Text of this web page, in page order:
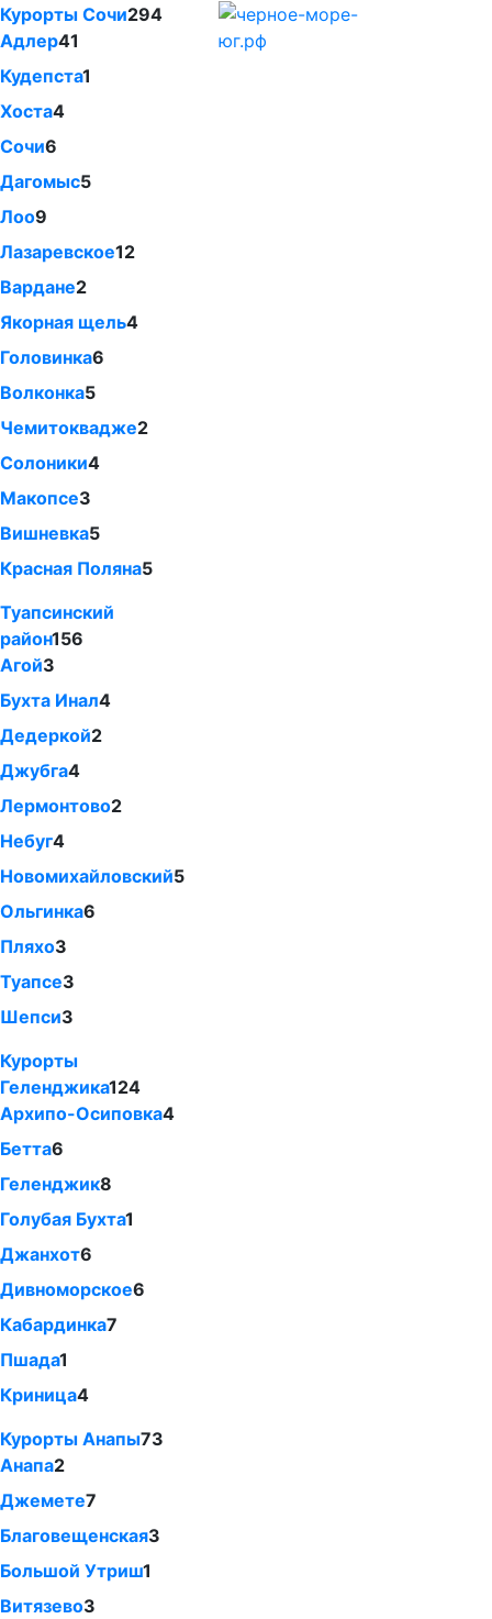
Курорты Сочи294
Адлер41
Кудепста1
Хоста4
Сочи6
Дагомыс5
Лоо9
Лазаревское12
Вардане2
Якорная щель4
Головинка6
Волконка5
Чемитоквадже2
Солоники4
Макопсе3
Вишневка5
Красная Поляна5
Туапсинский
район156
Агой3
Бухта Инал4
Дедеркой2
Джубга4
Лермонтово2
Небуг4
Новомихайловский5
Ольгинка6
Пляхо3
Туапсе3
Шепси3
Курорты
Геленджика124
Архипо-Осиповка4
Бетта6
Геленджик8
Голубая Бухта1
Джанхот6
Дивноморское6
Кабардинка7
Пшада1
Криница4
Курорты Анапы73
Анапа2
Джемете7
Благовещенская3
Большой Утриш1
Витязево3